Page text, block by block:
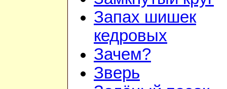
Запах шишек
кедровых
Зачем?
Зверь